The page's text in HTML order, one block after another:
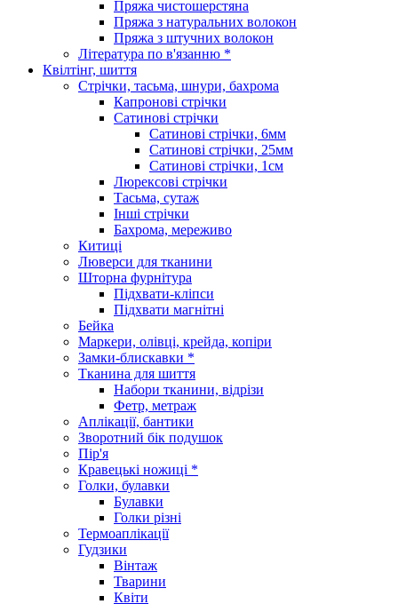
Пряжа чистошерстяна
Пряжа з натуральних волокон
Пряжа з штучних волокон
Література по в'язанню *
Квілтінг, шиття
Стрічки, тасьма, шнури, бахрома
Капронові стрічки
Сатинові стрічки
Сатинові стрічки, 6мм
Сатинові стрічки, 25мм
Сатинові стрічки, 1см
Люрексові стрічки
Тасьма, сутаж
Інші стрічки
Бахрома, мереживо
Китиці
Люверси для тканини
Шторна фурнітура
Підхвати-кліпси
Підхвати магнітні
Бейка
Маркери, олівці, крейда, копіри
Замки-блискавки *
Тканина для шиття
Набори тканини, відрізи
Фетр, метраж
Аплікації, бантики
Зворотний бік подушок
Пір'я
Кравецькі ножиці *
Голки, булавки
Булавки
Голки різні
Термоаплікації
Гудзики
Вінтаж
Тварини
Квіти